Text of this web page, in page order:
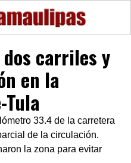
dos carriles y
en la
33.4 de la carretera
de la circulación.
la zona para evitar